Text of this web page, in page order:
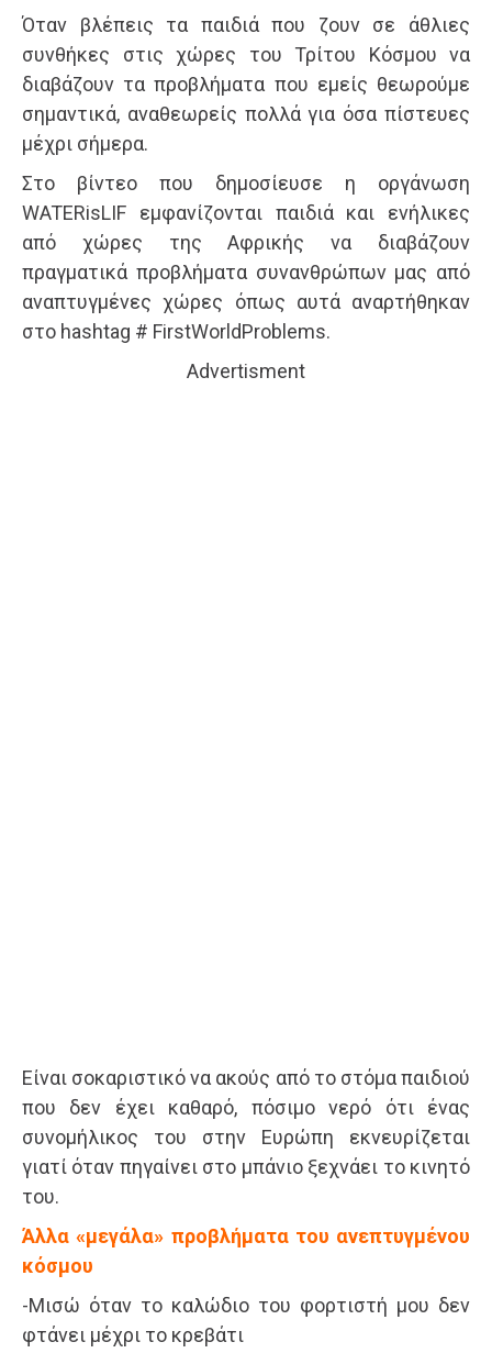
Όταν βλέπεις τα παιδιά που ζουν σε άθλιες
συνθήκες στις χώρες του Τρίτου Κόσμου να
διαβάζουν τα προβλήματα που εμείς θεωρούμε
σημαντικά, αναθεωρείς πολλά για όσα πίστευες
μέχρι σήμερα.
Στο βίντεο που δημοσίευσε η οργάνωση
WATERisLIF εμφανίζονται παιδιά και ενήλικες
από χώρες της Αφρικής να διαβάζουν
πραγματικά προβλήματα συνανθρώπων μας από
αναπτυγμένες χώρες όπως αυτά αναρτήθηκαν
στο hashtag # FirstWorldProblems.
Advertisment
Είναι σοκαριστικό να ακούς από το στόμα παιδιού
που δεν έχει καθαρό, πόσιμο νερό ότι ένας
συνομήλικος του στην Ευρώπη εκνευρίζεται
γιατί όταν πηγαίνει στο μπάνιο ξεχνάει το κινητό
του.
Άλλα «μεγάλα» προβλήματα του ανεπτυγμένου
κόσμου
-Μισώ όταν το καλώδιο του φορτιστή μου δεν
φτάνει μέχρι το κρεβάτι